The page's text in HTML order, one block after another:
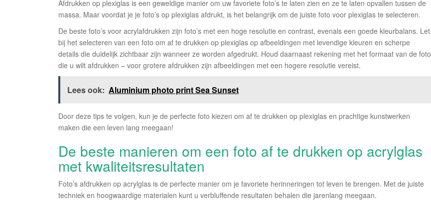
Afdrukken op plexiglas is een geweldige manier om uw favoriete foto’s te laten zien en ze te laten opvallen tussen de
massa. Maar voordat je je foto’s op plexiglas afdrukt, is het belangrijk om de juiste foto voor plexiglas te selecteren.
De beste foto’s voor acrylafdrukken zijn foto’s met een hoge resolutie en contrast, evenals een goede kleurbalans. Let
bij het selecteren van een foto om af te drukken op plexiglas op afbeeldingen met levendige kleuren en scherpe
details die duidelijk zichtbaar zijn wanneer ze worden afgedrukt. Houd daarnaast rekening met het formaat van de foto
die u wilt afdrukken – voor grotere afdrukken zijn afbeeldingen met een hogere resolutie vereist.
Lees ook: Aluminium photo print Sea Sunset
Door deze tips te volgen, kun je de perfecte foto kiezen om af te drukken op plexiglas en prachtige kunstwerken
maken die een leven lang meegaan!
De beste manieren om een foto af te drukken op acrylglas
met kwaliteitsresultaten
Foto’s afdrukken op acrylglas is de perfecte manier om je favoriete herinneringen tot leven te brengen. Met de juiste
techniek en hoogwaardige materialen kunt u verbluffende resultaten behalen die jarenlang meegaan.